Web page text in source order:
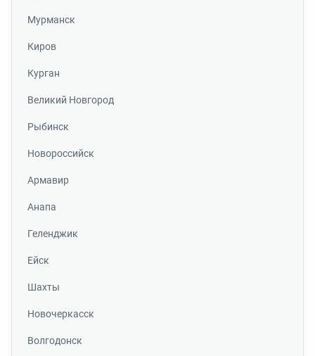
Мурманск
Киров
Курган
Великий Новгород
Рыбинск
Новороссийск
Армавир
Анапа
Геленджик
Ейск
Шахты
Новочеркасск
Волгодонск